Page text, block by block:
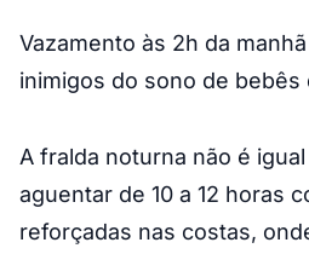
Vazamento às 2h da
inimigos do sono de bebês
A fralda noturna não é
aguentar de 10 a 12 horas
reforçadas nas costas,